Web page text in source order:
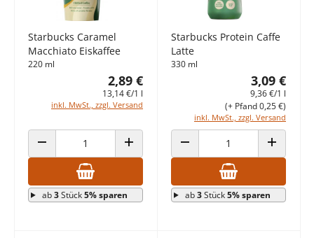
Starbucks Caramel
Macchiato Eiskaffee
220 ml
2,89 €
13,14 €/1 l
inkl. MwSt., zzgl. Versand
ANZAHL VERRINGERN ANZAHL ERHÖHEN
ab3Stück5% sparen
Starbucks Protein Caffe
Latte
330 ml
3,09 €
9,36 €/1 l
inkl. MwSt., zzgl. Versand
(+ Pfand 0,25 €)
ANZAHL VERRINGERN ANZAHL
ab3Stück5% sparen